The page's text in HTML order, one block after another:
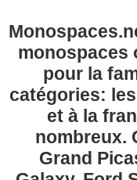
monospaces
pour la
catégories:
et à la
nombreux.
Grand